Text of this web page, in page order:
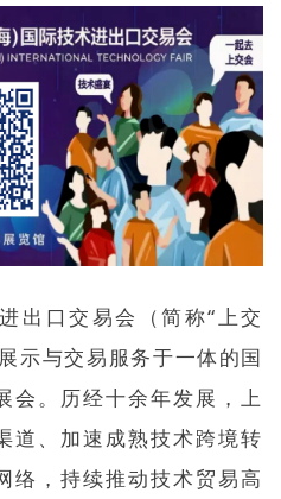
出口交易会（简称“上交
示与交易服务于一体的国
会。历经十余年发展，上
道、加速成熟技术跨境转
络，持续推动技术贸易高